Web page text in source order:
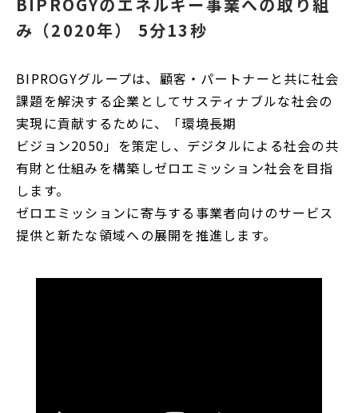
み（2020年） 5分13秒
BIPROGYグループは、顧客・パートナーと共に社会
課題を解決する企業としてサスティナブルな社会の
実現に貢献するために、「環境長期
ビジョン2050」を策定し、デジタルによる社会の共
有財と仕組みを構築しゼロエミッション社会を目指
します。
ゼロエミッションに寄与する事業者向けのサービス
提供と新たな領域への展開を推進します。